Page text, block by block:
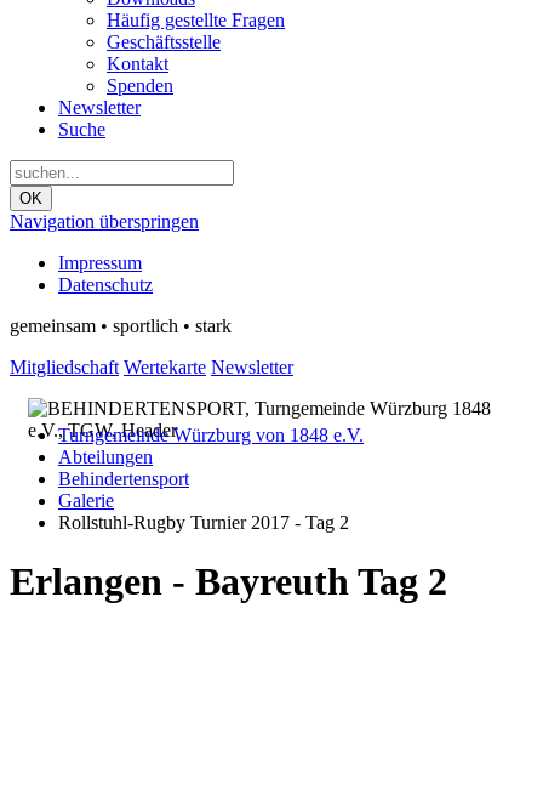
Häufig gestellte Fragen
Geschäftsstelle
Kontakt
Spenden
Newsletter
Suche
OK
Navigation überspringen
Impressum
Datenschutz
gemeinsam • sportlich • stark
Mitgliedschaft Wertekarte Newsletter
Turngemeinde Würzburg von 1848 e.V.
Abteilungen
Behindertensport
Galerie
Rollstuhl-Rugby Turnier 2017 - Tag 2
Erlangen - Bayreuth Tag 2